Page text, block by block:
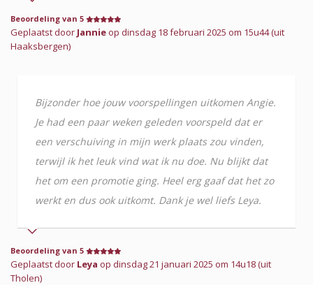
Beoordeling van 5
Geplaatst door Jannieop dinsdag 18 februari 2025 om 15u44 (uit
Haaksbergen)
Bijzonder hoe jouw voorspellingen uitkomen Angie.
Je had een paar weken geleden voorspeld dat er
een verschuiving in mijn werk plaats zou vinden,
terwijl ik het leuk vind wat ik nu doe. Nu blijkt dat
het om een promotie ging. Heel erg gaaf dat het zo
werkt en dus ook uitkomt. Dank je wel liefs Leya.
Beoordeling van 5
Geplaatst door Leya op dinsdag 21 januari 2025 om 14u18 (uit
Tholen)